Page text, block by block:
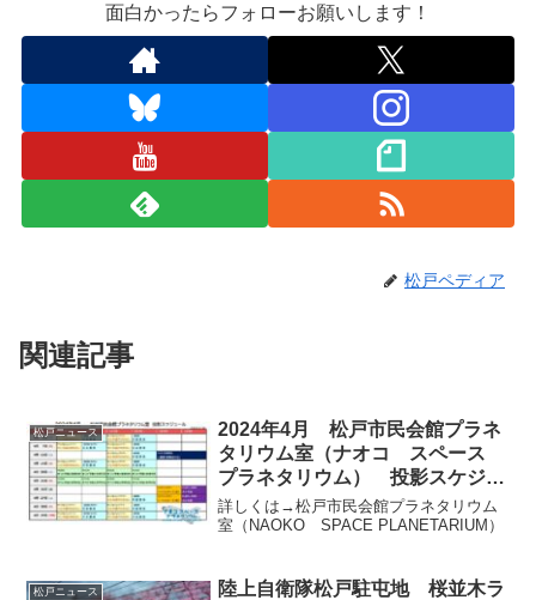
面白かったらフォローお願いします！
松戸ペディア
関連記事
松戸ニュース
2024年4月 松戸市民会館プラネ
タリウム室（ナオコ スペース
プラネタリウム） 投影スケジュ
ール
詳しくは→松戸市民会館プラネタリウム
室（NAOKO SPACE PLANETARIUM）
松戸ニュース
陸上自衛隊松戸駐屯地 桜並木ラ